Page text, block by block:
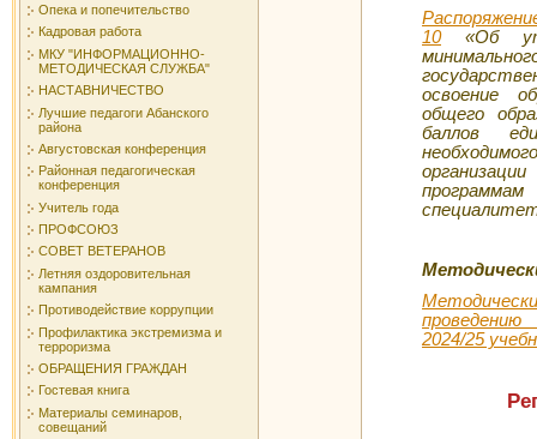
Опека и попечительство
Кадровая работа
МКУ "ИНФОРМАЦИОННО-
МЕТОДИЧЕСКАЯ СЛУЖБА"
НАСТАВНИЧЕСТВО
Лучшие педагоги Абанского
района
Августовская конференция
Районная педагогическая
конференция
Учитель года
ПРОФСОЮЗ
СОВЕТ ВЕТЕРАНОВ
Летняя оздоровительная
кампания
Противодействие коррупции
Профилактика экстремизма и
терроризма
ОБРАЩЕНИЯ ГРАЖДАН
Гостевая книга
Материалы семинаров,
совещаний
10«Об
освоение
общего
баллов
проведению
2024/25